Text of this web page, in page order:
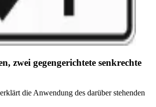
zwei gegengerichtete senkrechte
die Anwendung des darüber stehenden